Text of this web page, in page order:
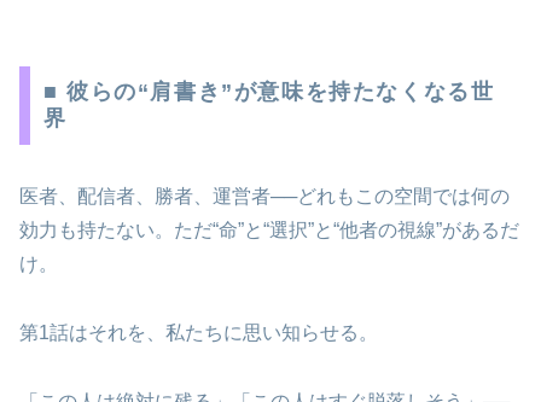
■ 彼らの“肩書き”が意味を持たなくなる世
界
医者、配信者、勝者、運営者──どれもこの空間では何の
効力も持たない。ただ“命”と“選択”と“他者の視線”があるだ
け。
第1話はそれを、私たちに思い知らせる。